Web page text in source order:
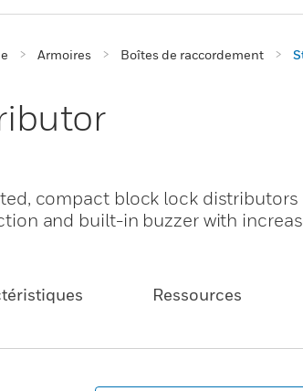
Armoires Boîtes de raccordement
compact block lock
and built-in buzzer with
Ressources